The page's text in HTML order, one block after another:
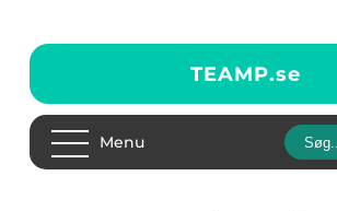
TEAMP.se
Menu